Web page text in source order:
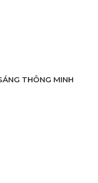
THÔNG MINH